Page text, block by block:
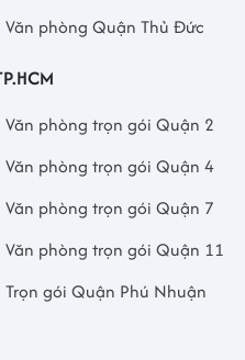
Văn phòng Quận Thủ Đức
Văn phòng trọn gói Quận 2
Văn phòng trọn gói Quận 4
Văn phòng trọn gói Quận 7
Văn phòng trọn gói Quận 11
Trọn gói Quận Phú Nhuận